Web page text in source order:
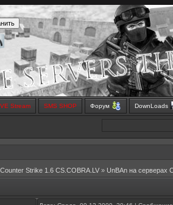
Stream SMS SHOP Форум DownLoads
Strike 1.6 CS.COBRA.LV » UnBAn на серверах